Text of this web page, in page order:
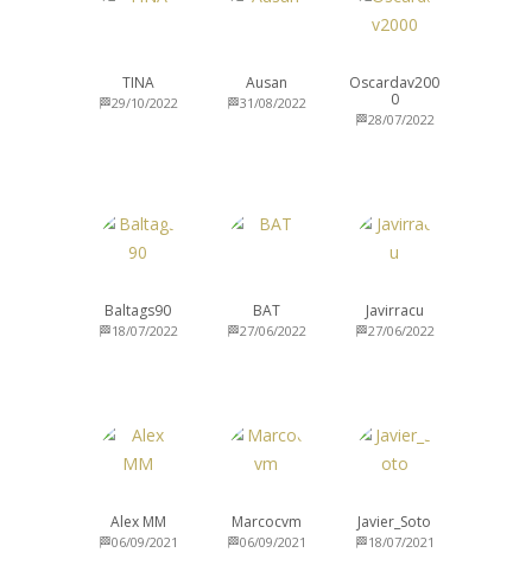
TINA
🏁29/10/2022
Ausan
🏁31/08/2022
Oscardav200
0
🏁28/07/2022
Baltags90
🏁18/07/2022
BAT
🏁27/06/2022
Javirracu
🏁27/06/2022
Alex MM
🏁06/09/2021
Marcocvm
🏁06/09/2021
Javier_Soto
🏁18/07/2021